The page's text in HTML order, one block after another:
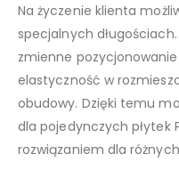
Na życzenie klienta
specjalnych
zmienne
elastyczność w
obudowy. Dzięki temu
dla pojedynczych płytek
rozwiązaniem dla